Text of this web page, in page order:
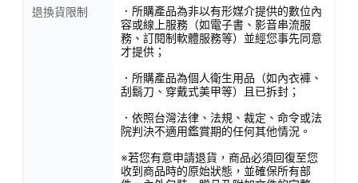
退換貨限制
．所購產品為非以有形媒介提供的數位內
容或線上服務（如電子書、影音串流服
務、訂閱制軟體服務等）並經您事先同意
才提供；
．所購產品為個人衛生用品（如內衣褲、
刮鬍刀、穿戴式美甲等）且已拆封；
．依照台灣法律、法規、裁定、命令或法
院判決不適用鑑賞期的任何其他情況。
※若您有意申請退貨，商品必須回復至您
收到商品時的原始狀態，並確保所有部